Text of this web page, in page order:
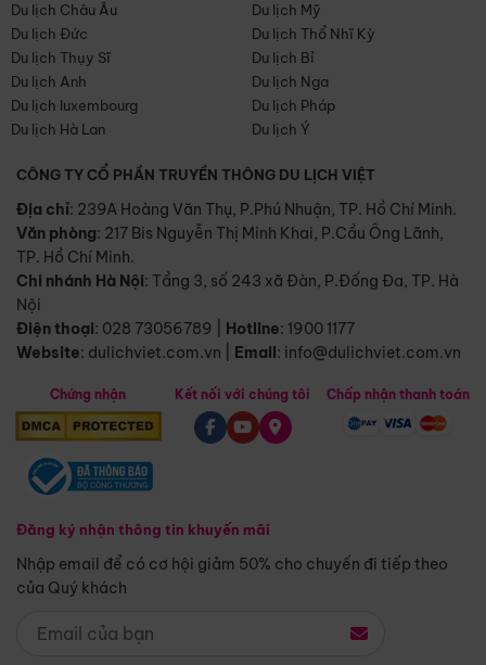
Du lịch Châu Âu
Du lịch Mỹ
Du lịch Đức
Du lịch Thổ Nhĩ Kỳ
Du lịch Thụy Sĩ
Du lịch Bỉ
Du lịch Anh
Du lịch Nga
Du lịch luxembourg
Du lịch Pháp
Du lịch Hà Lan
Du lịch Ý
CÔNG TY CỔ PHẦN TRUYỀN THÔNG DU LỊCH VIỆT
Địa chỉ: 239A Hoàng Văn Thụ, P.Phú Nhuận, TP. Hồ Chí Minh.
Văn phòng: 217 Bis Nguyễn Thị Minh Khai, P.Cầu Ông Lãnh,
TP. Hồ Chí Minh.
Chi nhánh Hà Nội: Tầng 3, số 243 xã Đàn, P.Đống Đa, TP. Hà
Nội
Điện thoại: 028 73056789 Hotline: 1900 1177
Website: dulichviet.com.vn Email: info@dulichviet.com.vn
Chứng nhận
Đăng ký nhận thông tin khuyến mãi
Nhập email để có cơ hội giảm 50% cho chuyến đi tiếp theo
của Quý khách
Kết nối với chúng tôi Chấp nhận thanh toán